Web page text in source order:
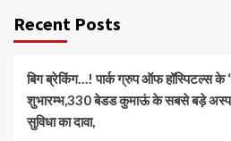
Recent Posts
बिग ब्रेकिंग…! पार्क ग्रुप ऑफ हॉस्पिटल्स के
शुभारम्भ,330 बेडड कुमाऊं के सबसे बड़े
सुविधा का दावा,